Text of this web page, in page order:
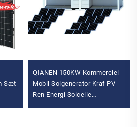
Sæt
QIANEN 150KW Kommerciel
Mobil Solgenerator Kraf PV
Ren Energi Solcelle